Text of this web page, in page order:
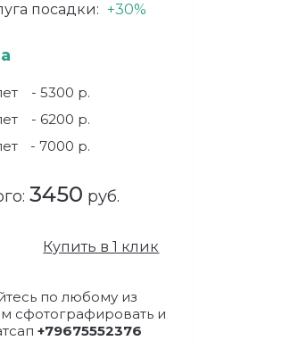
посадки: +30%
- 5300 р.
- 6200 р.
- 7000 р.
3450 руб.
Купить в 1 клик
по любому из
сфотографировать и
+79675552376